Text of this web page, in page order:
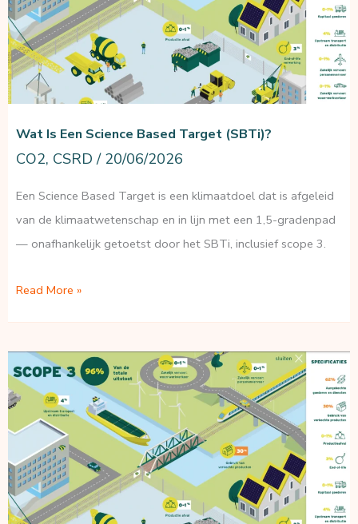
Wat Is Een Science Based Target (SBTi)?
CO2, CSRD / 20/06/2026
Een Science Based Target is een klimaatdoel dat is afgeleid
van de klimaatwetenschap en in lijn met een 1,5-gradenpad
— onafhankelijk getoetst door het SBTi, inclusief scope 3.
Wat
Science
Based
Target
(SBTi)?
Read More »